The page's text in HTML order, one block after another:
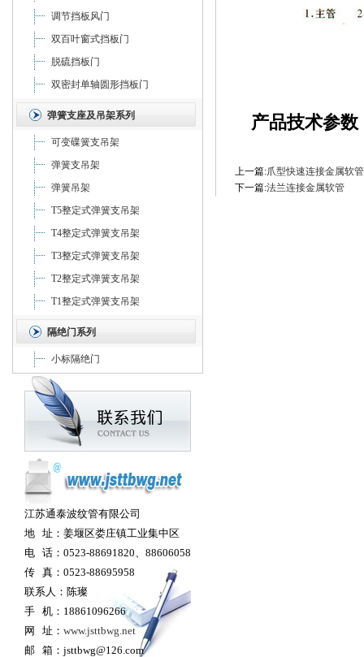
调节挡板风门
双百叶窗式挡板门
脱硫挡板门
双密封单轴圆形挡板门
弹簧支座及吊架系列
可变碟簧支吊架
弹簧支吊架
弹簧吊架
T5整定式弹簧支吊架
T4整定式弹簧支吊架
T3整定式弹簧支吊架
T2整定式弹簧支吊架
T1整定式弹簧支吊架
隔绝门系列
小标隔绝门
江苏通泰波纹管有限公司
地 址：姜堰区娄庄镇工业集中区
电 话：0523-88691820、88606058
传 真：0523-88695958
联系人：陈璨
手 机：18861096266
网 址： www.jsttbwg.net
邮 箱：jsttbwg@126.com
产品技术参数
上一篇:爪型快速连接金属软管
下一篇:法兰连接金属软管